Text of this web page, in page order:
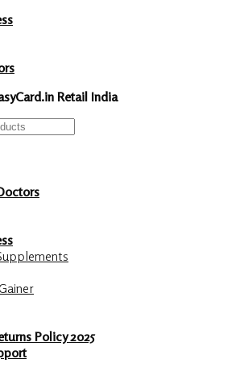
Retail India
Policy 2025